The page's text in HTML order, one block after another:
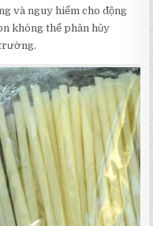
và nguy hiểm cho động
không thể phân hủy